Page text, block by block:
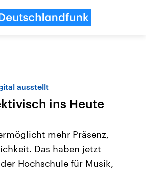
ausstellt
ins Heute
mehr Präsenz,
Das haben jetzt
Hochschule für Musik,